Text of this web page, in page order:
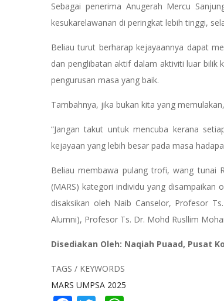
Sebagai penerima Anugerah Mercu
kesukarelawanan di peringkat lebih tinggi,
Beliau turut berharap kejayaannya dapat
dan penglibatan aktif dalam aktiviti luar bilik
pengurusan masa yang baik.
Tambahnya, jika bukan kita yang
“Jangan takut untuk mencuba kerana
kejayaan yang lebih besar pada masa
Beliau membawa pulang trofi, wang tunai
(MARS) kategori individu yang disampaikan
disaksikan oleh Naib Canselor, Profesor
Alumni), Profesor Ts. Dr. Mohd Rusllim
Disediakan Oleh: Naqiah Puaad, Pusat
TAGS / KEYWORDS
MARS UMPSA 2025